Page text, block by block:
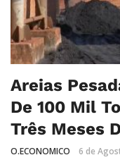
Areias
De 100 Mil
Três Meses
O.ECONOMICO 6 de